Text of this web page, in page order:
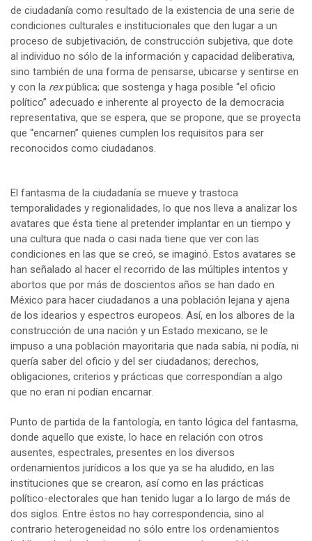
de ciudadanía como resultado de la existencia de una serie de
condiciones culturales e institucionales que den lugar a un
proceso de subjetivación, de construcción subjetiva, que dote
al individuo no sólo de la información y capacidad deliberativa,
sino también de una forma de pensarse, ubicarse y sentirse en
y con la rexpública; que sostenga y haga posible “el oficio
político” adecuado e inherente al proyecto de la democracia
representativa, que se espera, que se propone, que se proyecta
que “encarnen” quienes cumplen los requisitos para ser
reconocidos como ciudadanos.
El fantasma de la ciudadanía se mueve y trastoca
temporalidades y regionalidades, lo que nos lleva a analizar los
avatares que ésta tiene al pretender implantar en un tiempo y
una cultura que nada o casi nada tiene que ver con las
condiciones en las que se creó, se imaginó. Estos avatares se
han señalado al hacer el recorrido de las múltiples intentos y
abortos que por más de doscientos años se han dado en
México para hacer ciudadanos a una población lejana y ajena
de los idearios y espectros europeos. Así, en los albores de la
construcción de una nación y un Estado mexicano, se le
impuso a una población mayoritaria que nada sabía, ni podía, ni
quería saber del oficio y del ser ciudadanos; derechos,
obligaciones, criterios y prácticas que correspondían a algo
que no eran ni podían encarnar.
Punto de partida de la fantología, en tanto lógica del fantasma,
donde aquello que existe, lo hace en relación con otros
ausentes, espectrales, presentes en los diversos
ordenamientos jurídicos a los que ya se ha aludido, en las
instituciones que se crearon, así como en las prácticas
político-electorales que han tenido lugar a lo largo de más de
dos siglos. Entre éstos no hay correspondencia, sino al
contrario heterogeneidad no sólo entre los ordenamientos